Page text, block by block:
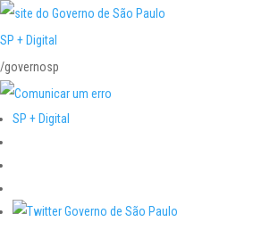
SP + Digital
/governosp
SP + Digital